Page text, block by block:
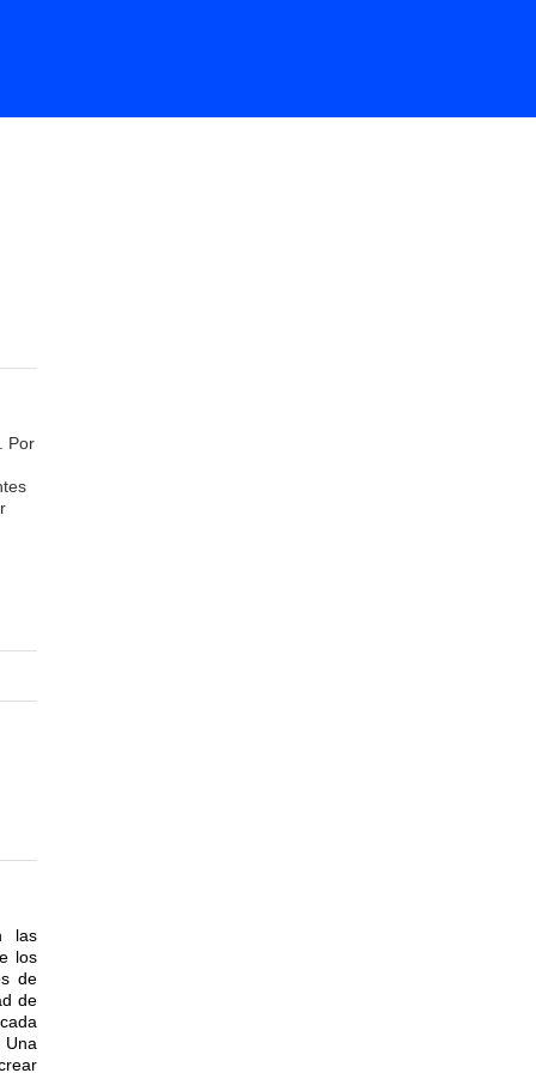
Por
las
los
de
de